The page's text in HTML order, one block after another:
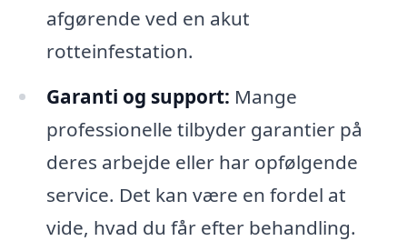
afgørende ved en akut
rotteinfestation.
Garanti og support: Mange
professionelle tilbyder garantier på
deres arbejde eller har opfølgende
service. Det kan være en fordel at
vide, hvad du får efter behandling.